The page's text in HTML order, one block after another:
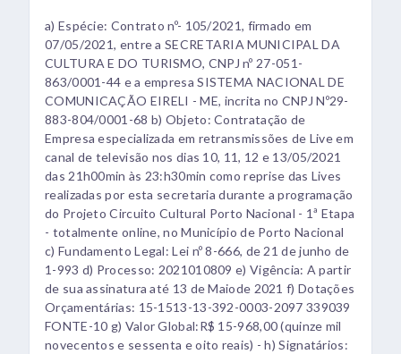
a) Espécie: Contrato nº- 105/2021, firmado em
07/05/2021, entre a SECRETARIA MUNICIPAL DA
CULTURA E DO TURISMO, CNPJ nº 27-051-
863/0001-44 e a empresa SISTEMA NACIONAL DE
COMUNICAÇÃO EIRELI - ME, incrita no CNPJ Nº29-
883-804/0001-68 b) Objeto: Contratação de
Empresa especializada em retransmissões de Live em
canal de televisão nos dias 10, 11, 12 e 13/05/2021
das 21h00min às 23:h30min como reprise das Lives
realizadas por esta secretaria durante a programação
do Projeto Circuito Cultural Porto Nacional - 1ª Etapa
- totalmente online, no Município de Porto Nacional
c) Fundamento Legal: Lei nº 8-666, de 21 de junho de
1-993 d) Processo: 2021010809 e) Vigência: A partir
de sua assinatura até 13 de Maiode 2021 f) Dotações
Orçamentárias: 15-1513-13-392-0003-2097 339039
FONTE-10 g) Valor Global:R$ 15-968,00 (quinze mil
novecentos e sessenta e oito reais) - h) Signatários: